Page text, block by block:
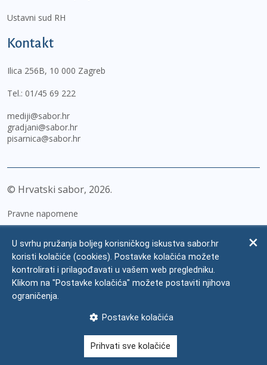
Ustavni sud RH
Kontakt
Ilica 256B, 10 000 Zagreb
Tel.: 01/45 69 222
mediji@sabor.hr
gradjani@sabor.hr
pisarnica@sabor.hr
© Hrvatski sabor, 2026
Pravne napomene
Zaštita osobnih podataka
Impressum
Česta pitanja
U svrhu pružanja boljeg korisničkog iskustva sabor.hr
koristi kolačiće (cookies). Postavke kolačića možete
kontrolirati i prilagođavati u vašem web pregledniku.
Klikom na "Postavke kolačića" možete postaviti njihova
ograničenja.
Postavke kolačića
Prihvati sve kolačiće